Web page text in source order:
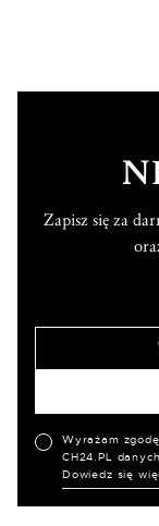
Zapisz się za
Wyrażam
CH24.PL
Dowiedz się